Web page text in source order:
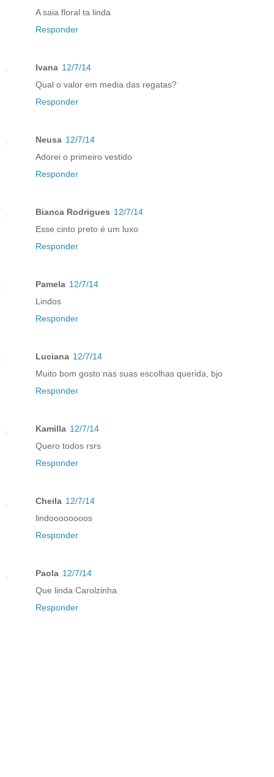
A saia floral ta linda
Responder
Ivana 12/7/14
Qual o valor em media das regatas?
Responder
Neusa 12/7/14
Adorei o primeiro vestido
Responder
Bianca Rodrigues 12/7/14
Esse cinto preto é um luxo
Responder
Pamela 12/7/14
Lindos
Responder
Luciana 12/7/14
Muito bom gosto nas suas escolhas querida, bjo
Responder
Kamilla 12/7/14
Quero todos rsrs
Responder
Cheila 12/7/14
lindoooooooos
Responder
Paola 12/7/14
Que linda Carolzinha
Responder